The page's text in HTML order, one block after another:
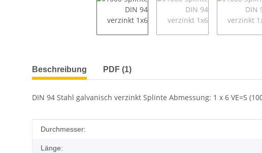
weitere Registerkarten anzeigen
Beschreibung PDF (1)
DIN 94 Stahl galvanisch verzinkt Splinte Abmessung: 1 x 6 VE=S
Produkteigenschaft
Wert
Durchmesser:
Länge: